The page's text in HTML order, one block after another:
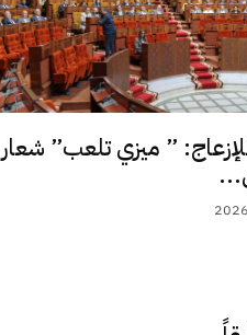
” ميزي تلعب” شعار